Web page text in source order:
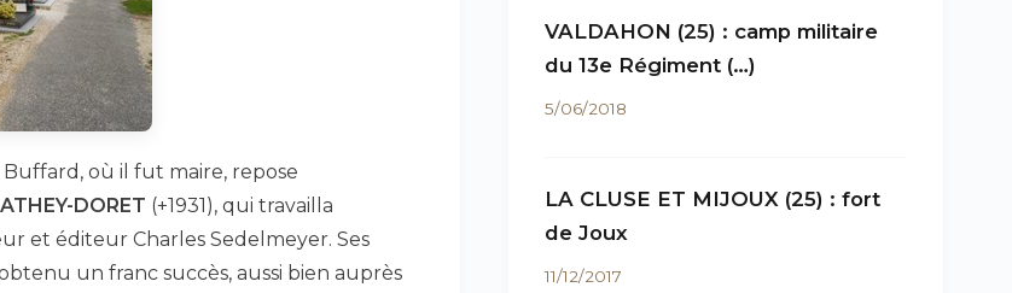
où il fut maire, repose
DORET (+1931), qui travailla
et éditeur Charles Sedelmeyer. Ses
un franc succès, aussi bien auprès
VALDAHON (25) : camp militaire
du 13e Régiment (…)
5/06/2018
LA CLUSE ET MIJOUX (25) : fort
de Joux
11/12/2017